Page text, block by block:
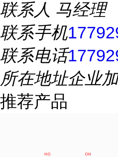
联系人 马经理
联系手机
联系电话
所在地址企业
推荐产品